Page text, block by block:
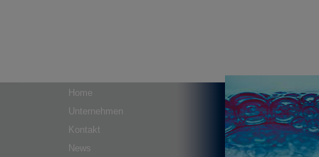
Home
Unternehmen
Kontakt
News